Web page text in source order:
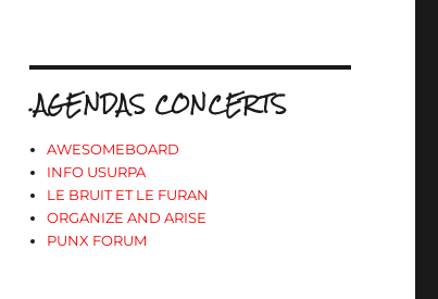
.AGENDAS CONCERTS
AWESOMEBOARD
INFO USURPA
LE BRUIT ET LE FURAN
ORGANIZE AND ARISE
PUNX FORUM